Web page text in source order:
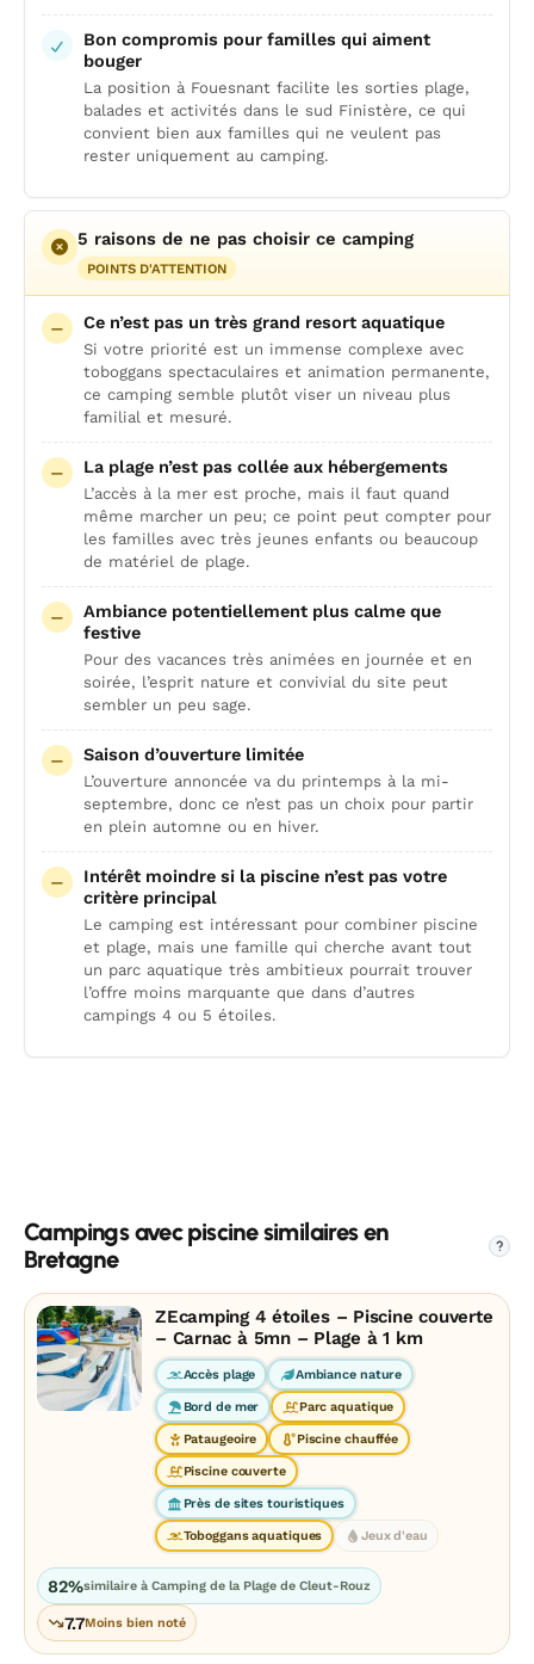
Bon compromis pour familles qui aiment
bouger
La position à Fouesnant facilite les sorties plage,
balades et activités dans le sud Finistère, ce qui
convient bien aux familles qui ne veulent pas
rester uniquement au camping.
5 raisons de ne pas choisir ce camping
POINTS D'ATTENTION
Ce n’est pas un très grand resort aquatique
Si votre priorité est un immense complexe avec
toboggans spectaculaires et animation permanente,
ce camping semble plutôt viser un niveau plus
familial et mesuré.
La plage n’est pas collée aux hébergements
L’accès à la mer est proche, mais il faut quand
même marcher un peu; ce point peut compter pour
les familles avec très jeunes enfants ou beaucoup
de matériel de plage.
Ambiance potentiellement plus calme que
festive
Pour des vacances très animées en journée et en
soirée, l’esprit nature et convivial du site peut
sembler un peu sage.
Saison d’ouverture limitée
L’ouverture annoncée va du printemps à la mi-
septembre, donc ce n’est pas un choix pour partir
en plein automne ou en hiver.
Intérêt moindre si la piscine n’est pas votre
critère principal
Le camping est intéressant pour combiner piscine
et plage, mais une famille qui cherche avant tout
un parc aquatique très ambitieux pourrait trouver
l’offre moins marquante que dans d’autres
campings 4 ou 5 étoiles.
Campings avec piscine similaires en
Bretagne
?
ZEcamping 4 étoiles – Piscine couverte
– Carnac à 5mn – Plage à 1 km
Accès plage Ambiance nature
Bord de mer Parc aquatique
Pataugeoire Piscine chauffée
Piscine couverte
Près de sites touristiques
Toboggans aquatiques Jeux d'eau
82%similaire à Camping de la Plage de Cleut-Rouz
7.7Moins bien noté